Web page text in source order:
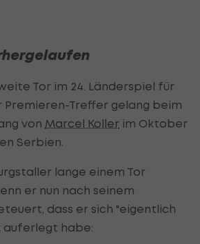
Tor im 24. Länderspiel für
Premieren-Treffer gelang beim
von Marcel Koller im Oktober
Serbien.
lange einem Tor
er nun nach seinem
dass er sich "eigentlich
auferlegt habe: